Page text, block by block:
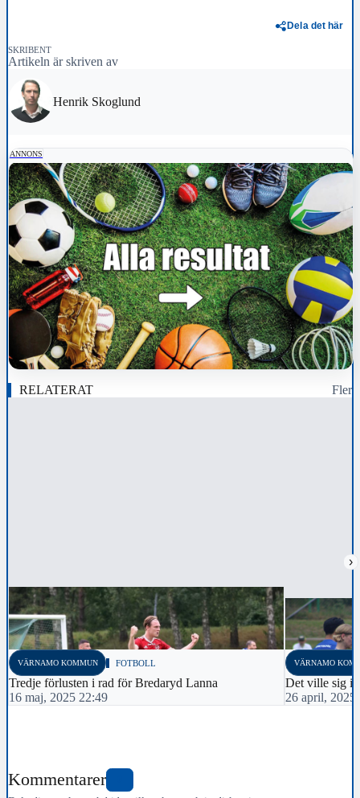
Dela det här
SKRIBENT
Artikeln är skriven av
Henrik Skoglund
ANNONS
RELATERAT Fler
›
VÄRNAMO KOMMUN FOTBOLL
Tredje förlusten i rad för Bredaryd Lanna
16 maj, 2025 22:49
VÄRNAMO
Det ville sig
26 april, 2025
Kommentarer